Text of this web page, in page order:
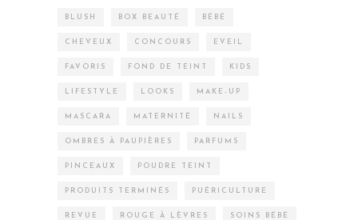
BLUSH BOX BEAUTÉ BÉBÉ
CHEVEUX CONCOURS EVEIL
FAVORIS FOND DE TEINT KIDS
LIFESTYLE LOOKS MAKE-UP
MASCARA MATERNITÉ NAILS
OMBRES À PAUPIÈRES PARFUMS
PINCEAUX POUDRE TEINT
PRODUITS TERMINÉS PUÉRICULTURE
REVUE ROUGE À LÈVRES SOINS BÉBÉ